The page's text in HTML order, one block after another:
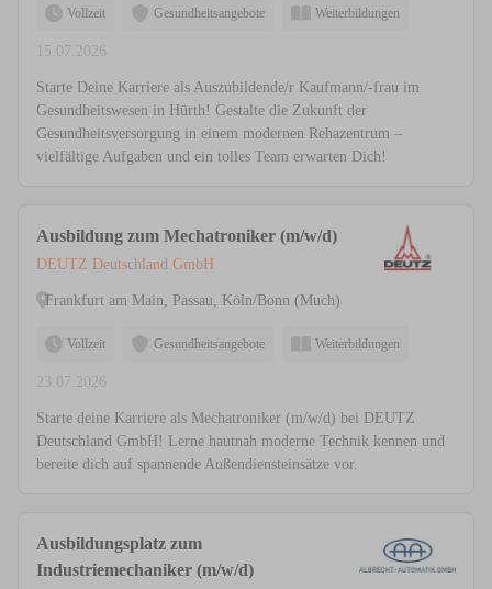
Vollzeit Gesundheitsangebote Weiterbildungen
15.07.2026
Starte Deine Karriere als Auszubildende/r Kaufmann/-frau im
Gesundheitswesen in Hürth! Gestalte die Zukunft der
Gesundheitsversorgung in einem modernen Rehazentrum –
vielfältige Aufgaben und ein tolles Team erwarten Dich!
Ausbildung zum Mechatroniker (m/w/d)
DEUTZ Deutschland GmbH
Frankfurt am Main, Passau, Köln/Bonn (Much)
Vollzeit Gesundheitsangebote Weiterbildungen
23.07.2026
Starte deine Karriere als Mechatroniker (m/w/d) bei DEUTZ
Deutschland GmbH! Lerne hautnah moderne Technik kennen und
bereite dich auf spannende Außendiensteinsätze vor.
Ausbildungsplatz zum
Industriemechaniker (m/w/d)